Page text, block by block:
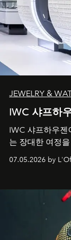
JEWELRY &
IWC 샤프하
IWC 샤프하우젠
는 장대한 여정
07.05.2026 by